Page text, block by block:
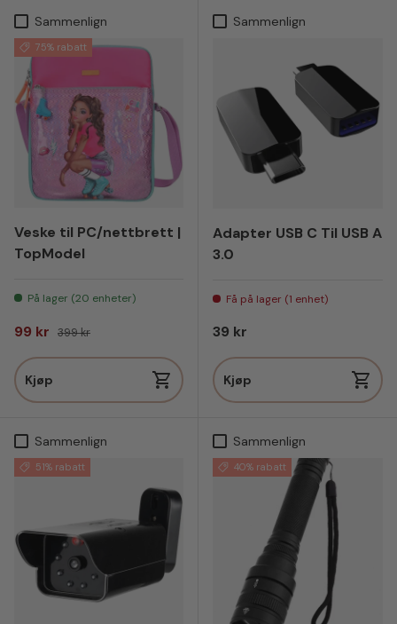
Sammenlign
75% rabatt
Veske til PC/nettbrett |
TopModel
På lager (20 enheter)
Salgspris
99 kr Vanlig pris
399 kr
Kjøp
Sammenlign
Adapter USB C Til USB A
3.0
Få på lager (1 enhet)
Vanlig pris
39 kr
Kjøp
Sammenlign
51% rabatt
Sammenlign
40% rabatt